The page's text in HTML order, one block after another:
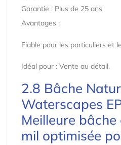
Garantie : Plus de 25 ans
Avantages :
Fiable pour les particuliers et
Idéal pour : Vente au détail.
2.8 Bâche
Waterscapes
Meilleure
mil optimisée